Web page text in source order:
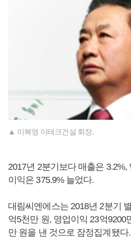
▲ 이복영 이테크건설 회장.
2017년 2분기보다 매출은 3.2%,
이익은 375.9% 늘었다.
대림씨엔에스는 2018년 2분기
억5천만 원, 영업이익 23억9200
만 원을 낸 것으로 잠정집계됐다.